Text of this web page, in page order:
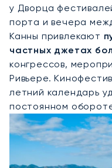
у Дворца
порта и вечера
Канны привлекают
частных джетах
конгрессов,
Ривьере.
летний календарь
постоянном